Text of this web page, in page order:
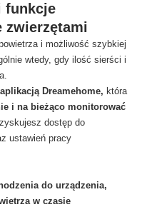
funkcje
zwierzętami
i możliwość szybkiej
wtedy, gdy ilość sierści i
aplikacją Dreamehome, która
i na bieżąco monitorować
dostęp do
ustawień pracy
do urządzenia,
w czasie